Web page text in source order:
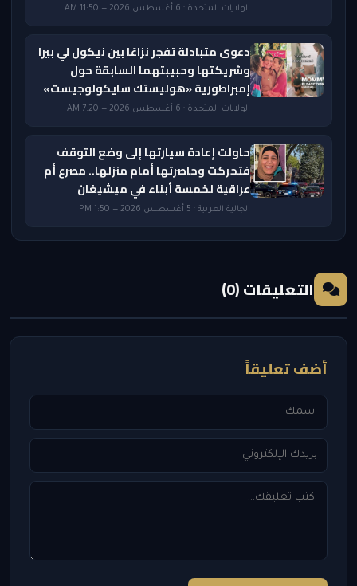
الولايات المتحدة · 6 أغسطس 2026 — 11:50 AM
دعوى متبادلة تفجر نزاعًا بين نيكول لي بيرا
وشريكتها وحبيبتهما السابقة حول
إمبراطورية «هوليستك سايكولوجيست»
الولايات المتحدة · 6 أغسطس 2026 — 7:20 AM
حاولت إعادة سيارتها إلى وضع التوقف
فتحركت وحاصرتها أمام منزلها.. مصرع أم
عراقية لخمسة أبناء في ميشيغان
الجالية العربية · 5 أغسطس 2026 — 1:50 PM
التعليقات (0)
أضف تعليقاً